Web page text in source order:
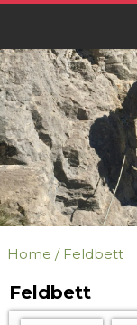
Home / Feldbett
Feldbett